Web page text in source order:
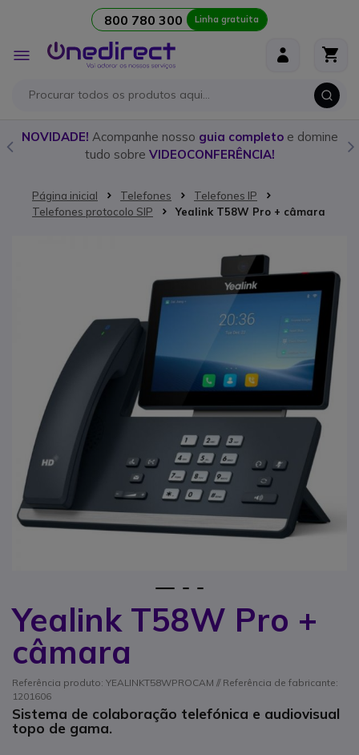
800 780 300 Linha gratuita
Alternar
Nav
NOVIDADE! Acompanhe nosso guia completoe domine
tudo sobre VIDEOCONFERÊNCIA!
Página inicial Telefones
Telefones IP
Telefones protocolo SIP
Yealink T58W Pro + câmara
Yealink T58W Pro +
câmara
Referência produto: YEALINKT58WPROCAM // Referência de fabricante:
1201606
Sistema de colaboração telefónica e audiovisual
topo de gama.
Saltar para o início da Galeria de imagens